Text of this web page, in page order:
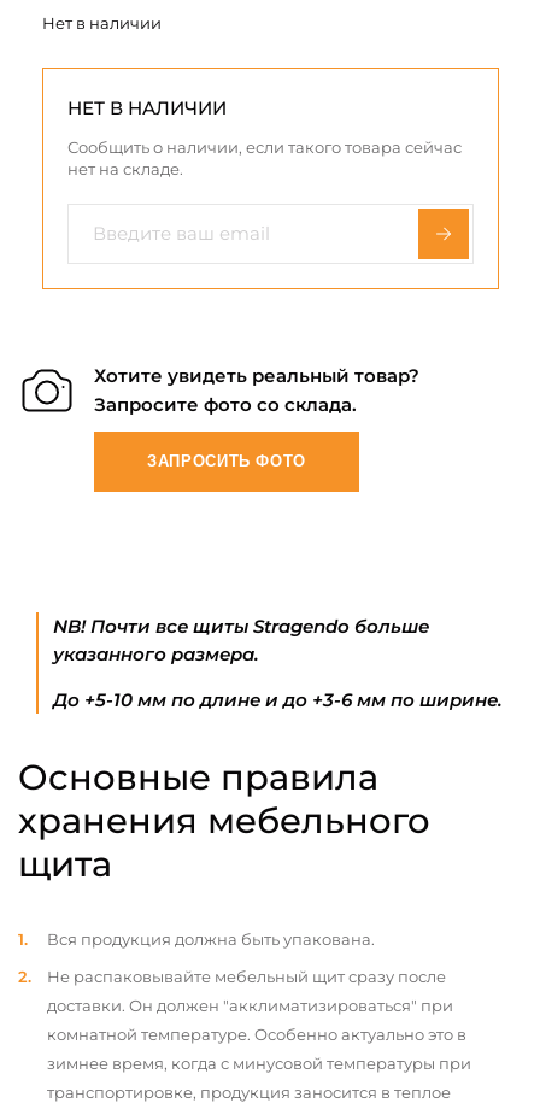
Нет в наличии
НЕТ В НАЛИЧИИ
Сообщить о наличии, если такого товара сейчас
нет на складе.
Хотите увидеть реальный товар?
Запросите фото со склада.
ЗАПРОСИТЬ ФОТО
NB! Почти все щиты Stragendo больше
указанного размера.
До +5-10 мм по длине и до +3-6 мм по ширине.
Основные правила
хранения мебельного
щита
Вся продукция должна быть упакована.
Не распаковывайте мебельный щит сразу после
доставки. Он должен "акклиматизироваться" при
комнатной температуре. Особенно актуально это в
зимнее время, когда с минусовой температуры при
транспортировке, продукция заносится в теплое